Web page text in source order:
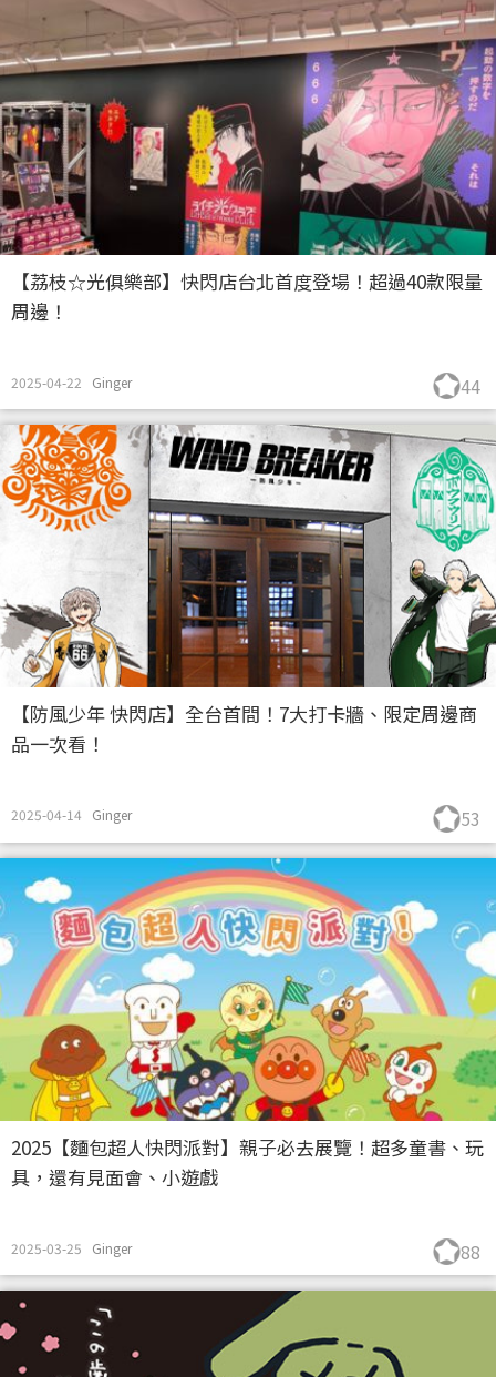
【荔枝☆光俱樂部】快閃店台北首度登場！超過40款限量
周邊！
2025-04-22 Ginger 44
【防風少年 快閃店】全台首間！7大打卡牆、限定周邊商
品一次看！
2025-04-14 Ginger 53
2025【麵包超人快閃派對】親子必去展覽！超多童書、玩
具，還有見面會、小遊戲
2025-03-25 Ginger 88